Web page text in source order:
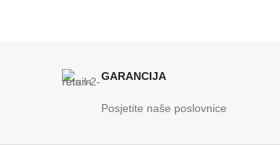
GARANCIJA
Posjetite naše poslovnice